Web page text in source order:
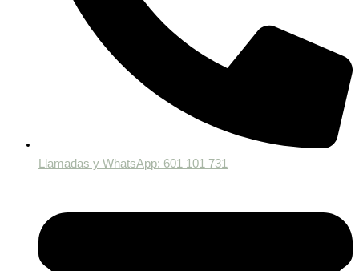
Llamadas y WhatsApp: 601 101 731